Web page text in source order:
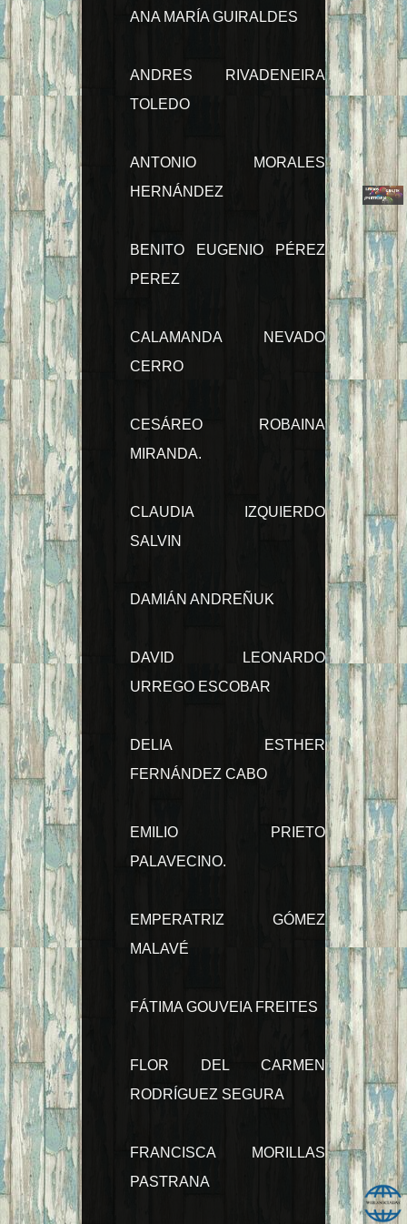
ANA MARÍA GUIRALDES
ANDRES RIVADENEIRA
TOLEDO
ANTONIO MORALES
HERNÁNDEZ
BENITO EUGENIO PÉREZ
PEREZ
CALAMANDA NEVADO
CERRO
CESÁREO ROBAINA
MIRANDA.
CLAUDIA IZQUIERDO
SALVIN
DAMIÁN ANDREÑUK
DAVID LEONARDO
URREGO ESCOBAR
DELIA ESTHER
FERNÁNDEZ CABO
EMILIO PRIETO
PALAVECINO.
EMPERATRIZ GÓMEZ
MALAVÉ
FÁTIMA GOUVEIA FREITES
FLOR DEL CARMEN
RODRÍGUEZ SEGURA
FRANCISCA MORILLAS
PASTRANA